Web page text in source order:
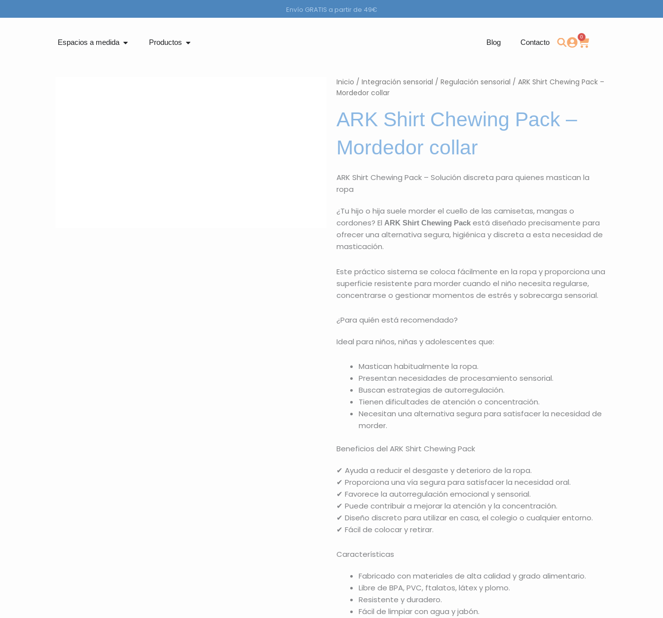
al
Envío GRATIS a partir de 49€
Espacios a medida Abrir Espacios a medida
Productos Abrir Productos Blog Contacto
0
Carrito
Inicio / Integración sensorial / Regulación sensorial / ARK Shirt Chewing Pack –
Mordedor collar
ARK Shirt Chewing Pack –
Mordedor collar
ARK Shirt Chewing Pack – Solución discreta para quienes mastican la
ropa
¿Tu hijo o hija suele morder el cuello de las camisetas, mangas o
cordones? El ARK Shirt Chewing Pack está diseñado precisamente para
ofrecer una alternativa segura, higiénica y discreta a esta necesidad de
masticación.
Este práctico sistema se coloca fácilmente en la ropa y proporciona una
superficie resistente para morder cuando el niño necesita regularse,
concentrarse o gestionar momentos de estrés y sobrecarga sensorial.
¿Para quién está recomendado?
Ideal para niños, niñas y adolescentes que:
Mastican habitualmente la ropa.
Presentan necesidades de procesamiento sensorial.
Buscan estrategias de autorregulación.
Tienen dificultades de atención o concentración.
Necesitan una alternativa segura para satisfacer la necesidad de
morder.
Beneficios del ARK Shirt Chewing Pack
✔ Ayuda a reducir el desgaste y deterioro de la ropa.
✔ Proporciona una vía segura para satisfacer la necesidad oral.
✔ Favorece la autorregulación emocional y sensorial.
✔ Puede contribuir a mejorar la atención y la concentración.
✔ Diseño discreto para utilizar en casa, el colegio o cualquier entorno.
✔ Fácil de colocar y retirar.
Características
Fabricado con materiales de alta calidad y grado alimentario.
Libre de BPA, PVC, ftalatos, látex y plomo.
Resistente y duradero.
Fácil de limpiar con agua y jabón.